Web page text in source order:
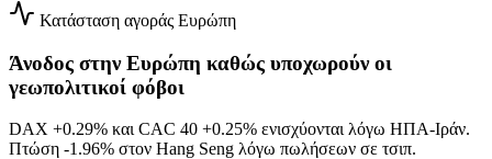
Κατάσταση αγοράς Ευρώπη
Άνοδος στην Ευρώπη καθώς υποχωρούν οι
γεωπολιτικοί φόβοι
DAX +0.29% και CAC 40 +0.25% ενισχύονται λόγω ΗΠΑ-Ιράν.
Πτώση -1.96% στον Hang Seng λόγω πωλήσεων σε τσιπ.